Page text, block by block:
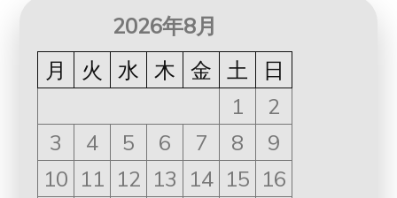
ナ
ビ
ゲ
2026年8月
月
火 水 木 金 土
日
1
2
3
4 5 6 7 8
9
10 11 12 13 14 15 16